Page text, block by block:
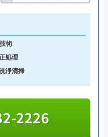
て助かりました。ト
度言って下さって助
った点でも間違いなく
業者とそれほど変わら
りませんが、2回目以降
インをもらってから作
料金とは別に事務手数
術
処理
浄清掃
2226